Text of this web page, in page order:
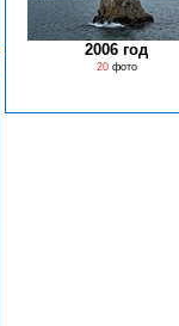
2006 год
20фото